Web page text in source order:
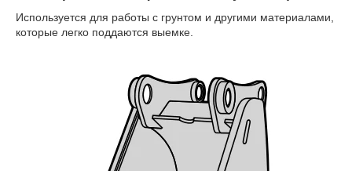
Используется для работы с грунтом и другими материалами,
которые легко поддаются выемке.